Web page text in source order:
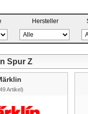
Hersteller
Spur Z
Artikel)